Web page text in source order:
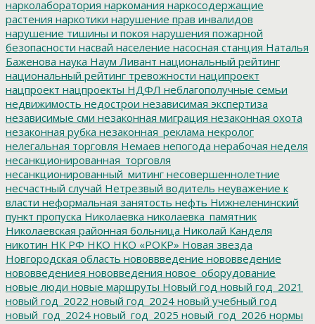
нарколаборатория наркомания наркосодержащие
растения наркотики нарушение прав инвалидов
нарушение тишины и покоя нарушения пожарной
безопасности насвай население насосная станция Наталья
Баженова наука Наум Ливант национальный рейтинг
национальный рейтинг тревожности наципроект
нацпроект нацпроекты НДФЛ неблагополучные семьи
недвижимость недострои независимая экспертиза
независимые сми незаконная миграция незаконная охота
незаконная рубка незаконная_реклама некролог
нелегальная торговля Немаев непогода нерабочая неделя
несанкционированная_торговля
несанкционированный_митинг несовершеннолетние
несчастный случай Нетрезвый водитель неуважение к
власти неформальная занятость нефть Нижнеленинский
пункт пропуска Николаевка николаевка_памятник
Николаевская районная больница Николай Канделя
никотин НК РФ НКО НКО «РОКР» Новая звезда
Новгородская область нововвведение нововведение
нововведениея нововведения новое_оборудование
новые люди новые маршруты Новый год новый год_2021
новый год_2022 новый год_2024 новый учебный год
новый_год_2024 новый_год_2025 новый_год_2026 нормы